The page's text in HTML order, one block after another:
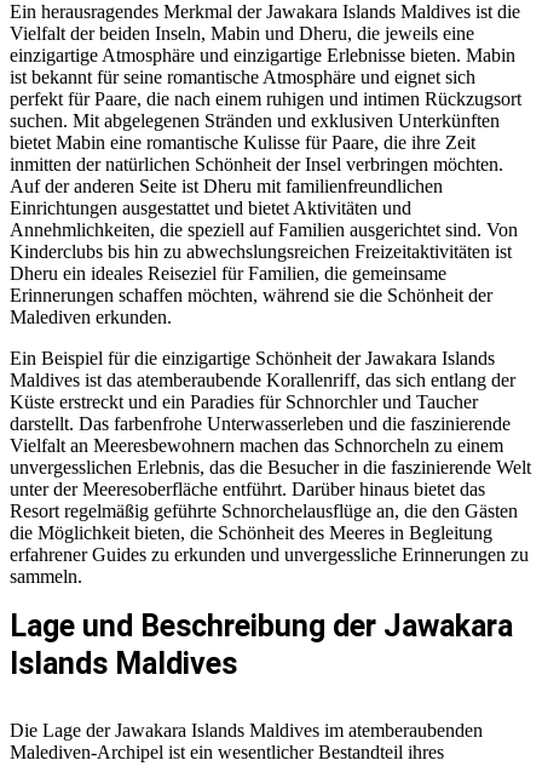
Ein herausragendes Merkmal der Jawakara Islands Maldives ist die
Vielfalt der beiden Inseln, Mabin und Dheru, die jeweils eine
einzigartige Atmosphäre und einzigartige Erlebnisse bieten. Mabin
ist bekannt für seine romantische Atmosphäre und eignet sich
perfekt für Paare, die nach einem ruhigen und intimen Rückzugsort
suchen. Mit abgelegenen Stränden und exklusiven Unterkünften
bietet Mabin eine romantische Kulisse für Paare, die ihre Zeit
inmitten der natürlichen Schönheit der Insel verbringen möchten.
Auf der anderen Seite ist Dheru mit familienfreundlichen
Einrichtungen ausgestattet und bietet Aktivitäten und
Annehmlichkeiten, die speziell auf Familien ausgerichtet sind. Von
Kinderclubs bis hin zu abwechslungsreichen Freizeitaktivitäten ist
Dheru ein ideales Reiseziel für Familien, die gemeinsame
Erinnerungen schaffen möchten, während sie die Schönheit der
Malediven erkunden.
Ein Beispiel für die einzigartige Schönheit der Jawakara Islands
Maldives ist das atemberaubende Korallenriff, das sich entlang der
Küste erstreckt und ein Paradies für Schnorchler und Taucher
darstellt. Das farbenfrohe Unterwasserleben und die faszinierende
Vielfalt an Meeresbewohnern machen das Schnorcheln zu einem
unvergesslichen Erlebnis, das die Besucher in die faszinierende Welt
unter der Meeresoberfläche entführt. Darüber hinaus bietet das
Resort regelmäßig geführte Schnorchelausflüge an, die den Gästen
die Möglichkeit bieten, die Schönheit des Meeres in Begleitung
erfahrener Guides zu erkunden und unvergessliche Erinnerungen zu
sammeln.
Lage und Beschreibung der Jawakara
Islands Maldives
Die Lage der Jawakara Islands Maldives im atemberaubenden
Malediven-Archipel ist ein wesentlicher Bestandteil ihres